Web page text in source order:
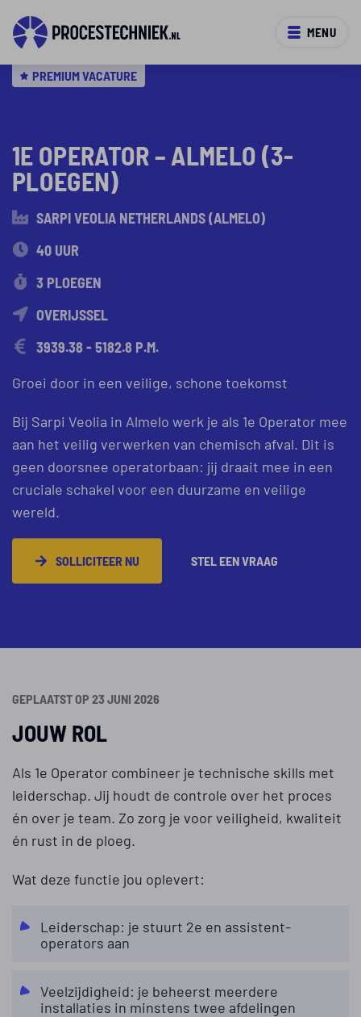
MENU
1E OPERATOR – ALMELO (3-
PLOEGEN)
PREMIUM VACATURE
SARPI VEOLIA NETHERLANDS (ALMELO)
40 UUR
3 PLOEGEN
OVERIJSSEL
3939.38 - 5182.8 P.M.
Groei door in een veilige, schone toekomst
Bij Sarpi Veolia in Almelo werk je als 1e Operator mee
aan het veilig verwerken van chemisch afval. Dit is
geen doorsnee operatorbaan: jij draait mee in een
cruciale schakel voor een duurzame en veilige
wereld.
SOLLICITEER NU STEL EEN VRAAG
GEPLAATST OP 23 JUNI 2026
JOUW ROL
Als 1e Operator combineer je technische skills met
leiderschap. Jij houdt de controle over het proces
én over je team. Zo zorg je voor veiligheid, kwaliteit
én rust in de ploeg.
Wat deze functie jou oplevert:
Leiderschap: je stuurt 2e en assistent-
operators aan
Veelzijdigheid: je beheerst meerdere
installaties in minstens twee afdelingen